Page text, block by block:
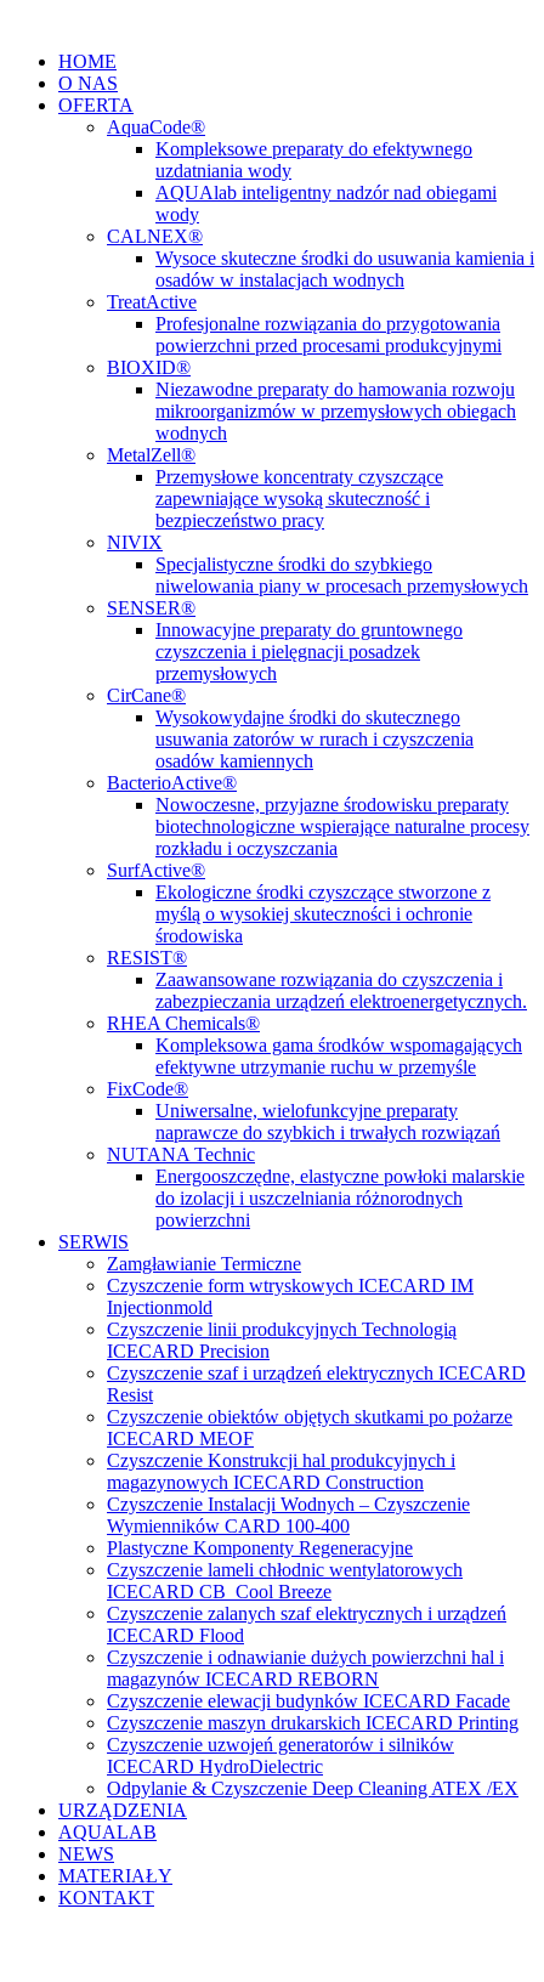
treści
HOME
O NAS
OFERTA
AquaCode®
Kompleksowe preparaty do efektywnego
uzdatniania wody
AQUAlab inteligentny nadzór nad obiegami
wody
CALNEX®
Wysoce skuteczne środki do usuwania kamienia i
osadów w instalacjach wodnych
TreatActive
Profesjonalne rozwiązania do przygotowania
powierzchni przed procesami produkcyjnymi
BIOXID®
Niezawodne preparaty do hamowania rozwoju
mikroorganizmów w przemysłowych obiegach
wodnych
MetalZell®
Przemysłowe koncentraty czyszczące
zapewniające wysoką skuteczność i
bezpieczeństwo pracy
NIVIX
Specjalistyczne środki do szybkiego
niwelowania piany w procesach przemysłowych
SENSER®
Innowacyjne preparaty do gruntownego
czyszczenia i pielęgnacji posadzek
przemysłowych
CirCane®
Wysokowydajne środki do skutecznego
usuwania zatorów w rurach i czyszczenia
osadów kamiennych
BacterioActive®
Nowoczesne, przyjazne środowisku preparaty
biotechnologiczne wspierające naturalne procesy
rozkładu i oczyszczania
SurfActive®
Ekologiczne środki czyszczące stworzone z
myślą o wysokiej skuteczności i ochronie
środowiska
RESIST®
Zaawansowane rozwiązania do czyszczenia i
zabezpieczania urządzeń elektroenergetycznych.
RHEA Chemicals®
Kompleksowa gama środków wspomagających
efektywne utrzymanie ruchu w przemyśle
FixCode®
Uniwersalne, wielofunkcyjne preparaty
naprawcze do szybkich i trwałych rozwiązań
NUTANA Technic
Energooszczędne, elastyczne powłoki malarskie
do izolacji i uszczelniania różnorodnych
powierzchni
SERWIS
Zamgławianie Termiczne
Czyszczenie form wtryskowych ICECARD IM
Injectionmold
Czyszczenie linii produkcyjnych Technologią
ICECARD Precision
Czyszczenie szaf i urządzeń elektrycznych ICECARD
Resist
Czyszczenie obiektów objętych skutkami po pożarze
ICECARD MEOF
Czyszczenie Konstrukcji hal produkcyjnych i
magazynowych ICECARD Construction
Czyszczenie Instalacji Wodnych – Czyszczenie
Wymienników CARD 100-400
Plastyczne Komponenty Regeneracyjne
Czyszczenie lameli chłodnic wentylatorowych
ICECARD CB Cool Breeze
Czyszczenie zalanych szaf elektrycznych i urządzeń
ICECARD Flood
Czyszczenie i odnawianie dużych powierzchni hal i
magazynów ICECARD REBORN
Czyszczenie elewacji budynków ICECARD Facade
Czyszczenie maszyn drukarskich ICECARD Printing
Czyszczenie uzwojeń generatorów i silników
ICECARD HydroDielectric
Odpylanie & Czyszczenie Deep Cleaning ATEX /EX
URZĄDZENIA
AQUALAB
NEWS
MATERIAŁY
KONTAKT